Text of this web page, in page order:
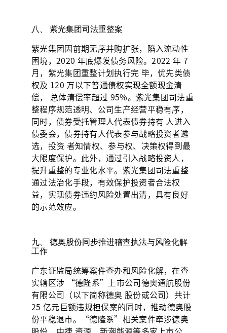
八、 紫光集团司法重整案
紫光集团因前期无序并购扩张，陷入流动性
困境，2020 年底爆发债务风险。2022 年 7
月，紫光集团重整计划执行完 毕，优先类债
权及 120 万以下普通债权实现全额现金清
偿， 总体清偿率超过 95%。紫光集团司法重
整程序规范透明、公司生产经营平稳有序，
同时，债券受托管理人代表债券持有 人进入
债委会，债券持有人代表参与战略投资者遴
选，投资 者知情权、参与权、决策权得到最
大限度保护。此外，通过引入战略投资人，
提升重整的专业化水平。紫光集团司法重整
通过法治化手段，有效保护投资者合法权
益，实现债券违约风险处置出清，具有良好
的示范效应。
九、 德奥股份同步推进稽查执法与风险化解
工作
广东证监局统筹案件查办和风险化解，在查
实辖区涉 “德隆系”上市公司德奥通航股份
有限公司（以下简称德奥 股份或公司）共计
25 亿元巨额违规担保案的同时，推动德奥股
份平稳退市。“德隆系”相关案件牵涉德奥